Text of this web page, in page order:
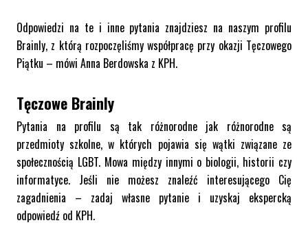
Odpowiedzi na te i inne pytania znajdziesz na naszym profilu
Brainly, z którą rozpoczęliśmy współpracę przy okazji Tęczowego
Piątku – mówi Anna Berdowska z KPH.
Tęczowe Brainly
Pytania na profilu są tak różnorodne jak różnorodne są
przedmioty szkolne, w których pojawia się wątki związane ze
społecznością LGBT. Mowa między innymi o biologii, historii czy
informatyce. Jeśli nie możesz znaleźć interesującego Cię
zagadnienia – zadaj własne pytanie i uzyskaj ekspercką
odpowiedź od KPH.